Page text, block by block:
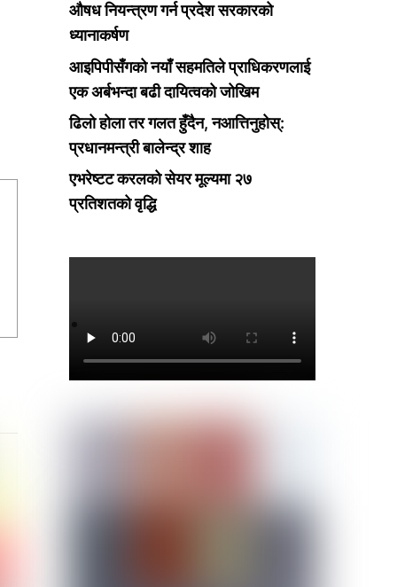
औषध नियन्त्रण गर्न प्रदेश सरकारको
ध्यानाकर्षण
आइपिपीसँगको नयाँ सहमतिले प्राधिकरणलाई
एक अर्बभन्दा बढी दायित्वको जोखिम
ढिलो होला तर गलत हुँदैन, नआत्तिनुहोस्:
प्रधानमन्त्री बालेन्द्र शाह
एभरेष्टट करलको सेयर मूल्यमा २७
प्रतिशतको वृद्धि